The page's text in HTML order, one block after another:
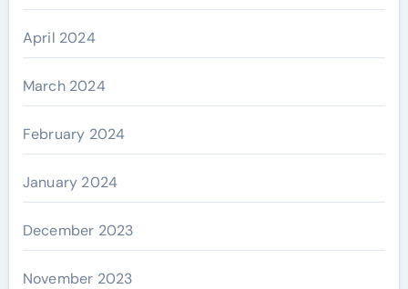
April 2024
March 2024
February 2024
January 2024
December 2023
November 2023